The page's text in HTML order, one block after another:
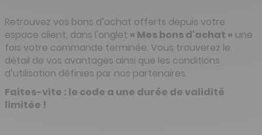
Retrouvez vos bons d’achat offerts depuis votre
espace client, dans l'onglet « Mes bons d'achat » une
fois votre commande terminée. Vous trouverez le
détail de vos avantages ainsi que les conditions
d’utilisation définies par nos partenaires.
Faites-vite : le code a une durée de validité
limitée !